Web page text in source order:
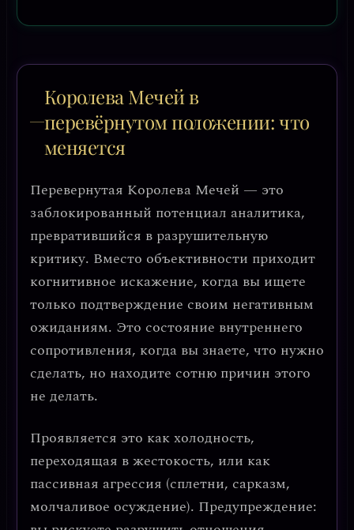
Королева Мечей в
перевёрнутом положении: что
меняется
Перевернутая Королева Мечей — это
заблокированный потенциал аналитика,
превратившийся в разрушительную
критику. Вместо объективности приходит
когнитивное искажение, когда вы ищете
только подтверждение своим негативным
ожиданиям. Это состояние внутреннего
сопротивления, когда вы знаете, что нужно
сделать, но находите сотню причин этого
не делать.
Проявляется это какхолодность,
переходящая в жестокость, или как
пассивная агрессия (сплетни, сарказм,
молчаливое осуждение). Предупреждение: